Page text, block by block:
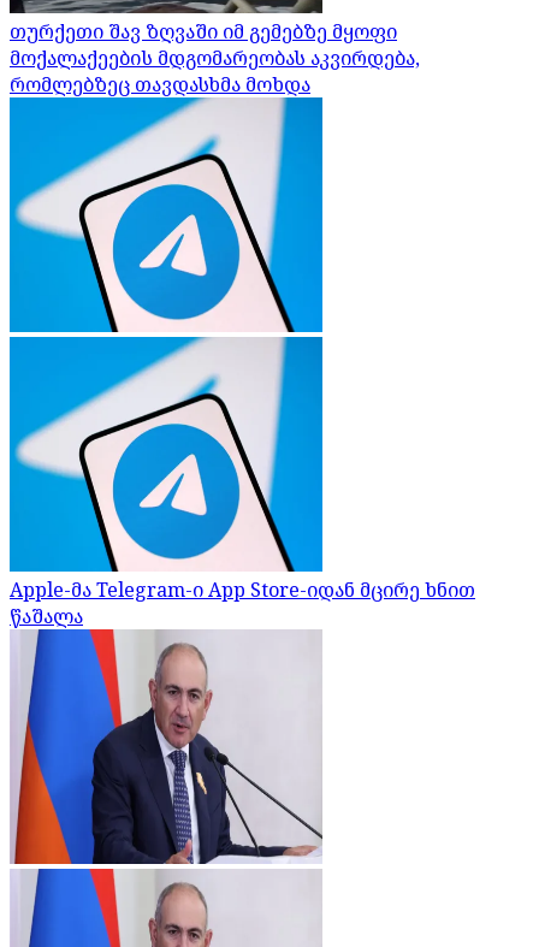
თურქეთი შავ ზღვაში იმ გემებზე მყოფი
მოქალაქეების მდგომარეობას აკვირდება,
რომლებზეც თავდასხმა მოხდა
Apple-მა Telegram-ი App Store-იდან მცირე ხნით
წაშალა